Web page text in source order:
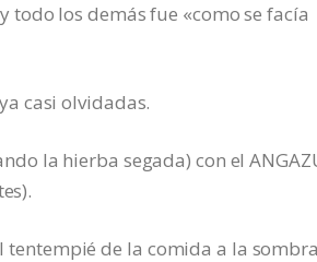
los demás fue «como se facía
casi olvidadas.
la hierba segada) con el
tentempié de la comida a la